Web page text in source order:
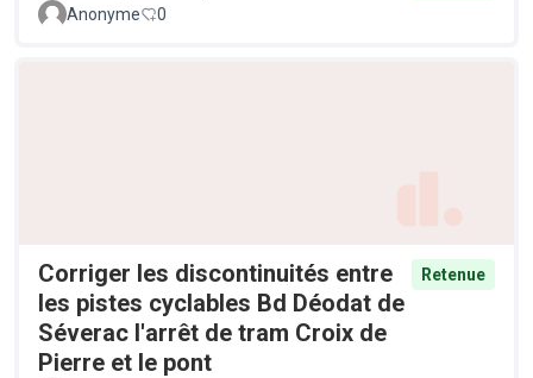
Anonyme
0
Corriger les discontinuités entre
les pistes cyclables Bd Déodat de
Séverac l'arrêt de tram Croix de
Pierre et le pont
Retenue